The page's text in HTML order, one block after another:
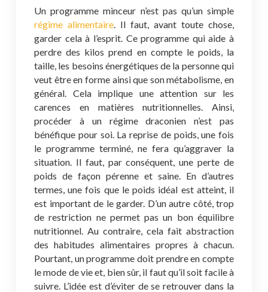
Un programme minceur n’est pas qu’un simple
régime alimentaire. Il faut, avant toute chose,
garder cela à l’esprit. Ce programme qui aide à
perdre des kilos prend en compte le poids, la
taille, les besoins énergétiques de la personne qui
veut être en forme ainsi que son métabolisme, en
général. Cela implique une attention sur les
carences en matières nutritionnelles. Ainsi,
procéder à un régime draconien n’est pas
bénéfique pour soi. La reprise de poids, une fois
le programme terminé, ne fera qu’aggraver la
situation. Il faut, par conséquent, une perte de
poids de façon pérenne et saine. En d’autres
termes, une fois que le poids idéal est atteint, il
est important de le garder. D’un autre côté, trop
de restriction ne permet pas un bon équilibre
nutritionnel. Au contraire, cela fait abstraction
des habitudes alimentaires propres à chacun.
Pourtant, un programme doit prendre en compte
le mode de vie et, bien sûr, il faut qu’il soit facile à
suivre. L’idée est d’éviter de se retrouver dans la